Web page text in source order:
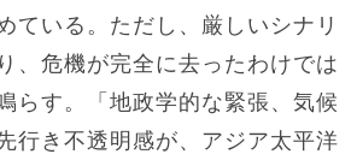
ている。ただし、厳しいシナリ
、危機が完全に去ったわけでは
らす。「地政学的な緊張、気候
行き不透明感が、アジア太平洋